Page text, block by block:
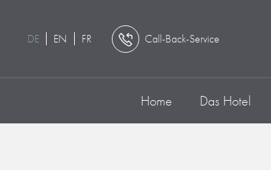
DE EN FR Call-Back-Service
Home Das Hotel